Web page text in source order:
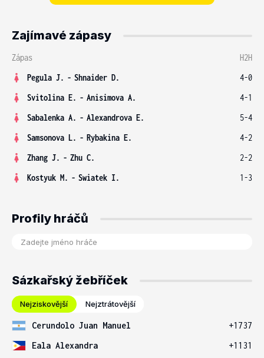
Zajímavé zápasy
Zápas
H2H
Pegula J. - Shnaider D.
4-0
Svitolina E. - Anisimova A.
4-1
Sabalenka A. - Alexandrova E.
5-4
Samsonova L. - Rybakina E.
4-2
Zhang J. - Zhu C.
2-2
Kostyuk M. - Swiatek I. 1-3
Profily hráčů
Sázkařský žebříček
Nejziskovější Nejztrátovější
Cerundolo Juan Manuel
+1737
Eala Alexandra
+1131